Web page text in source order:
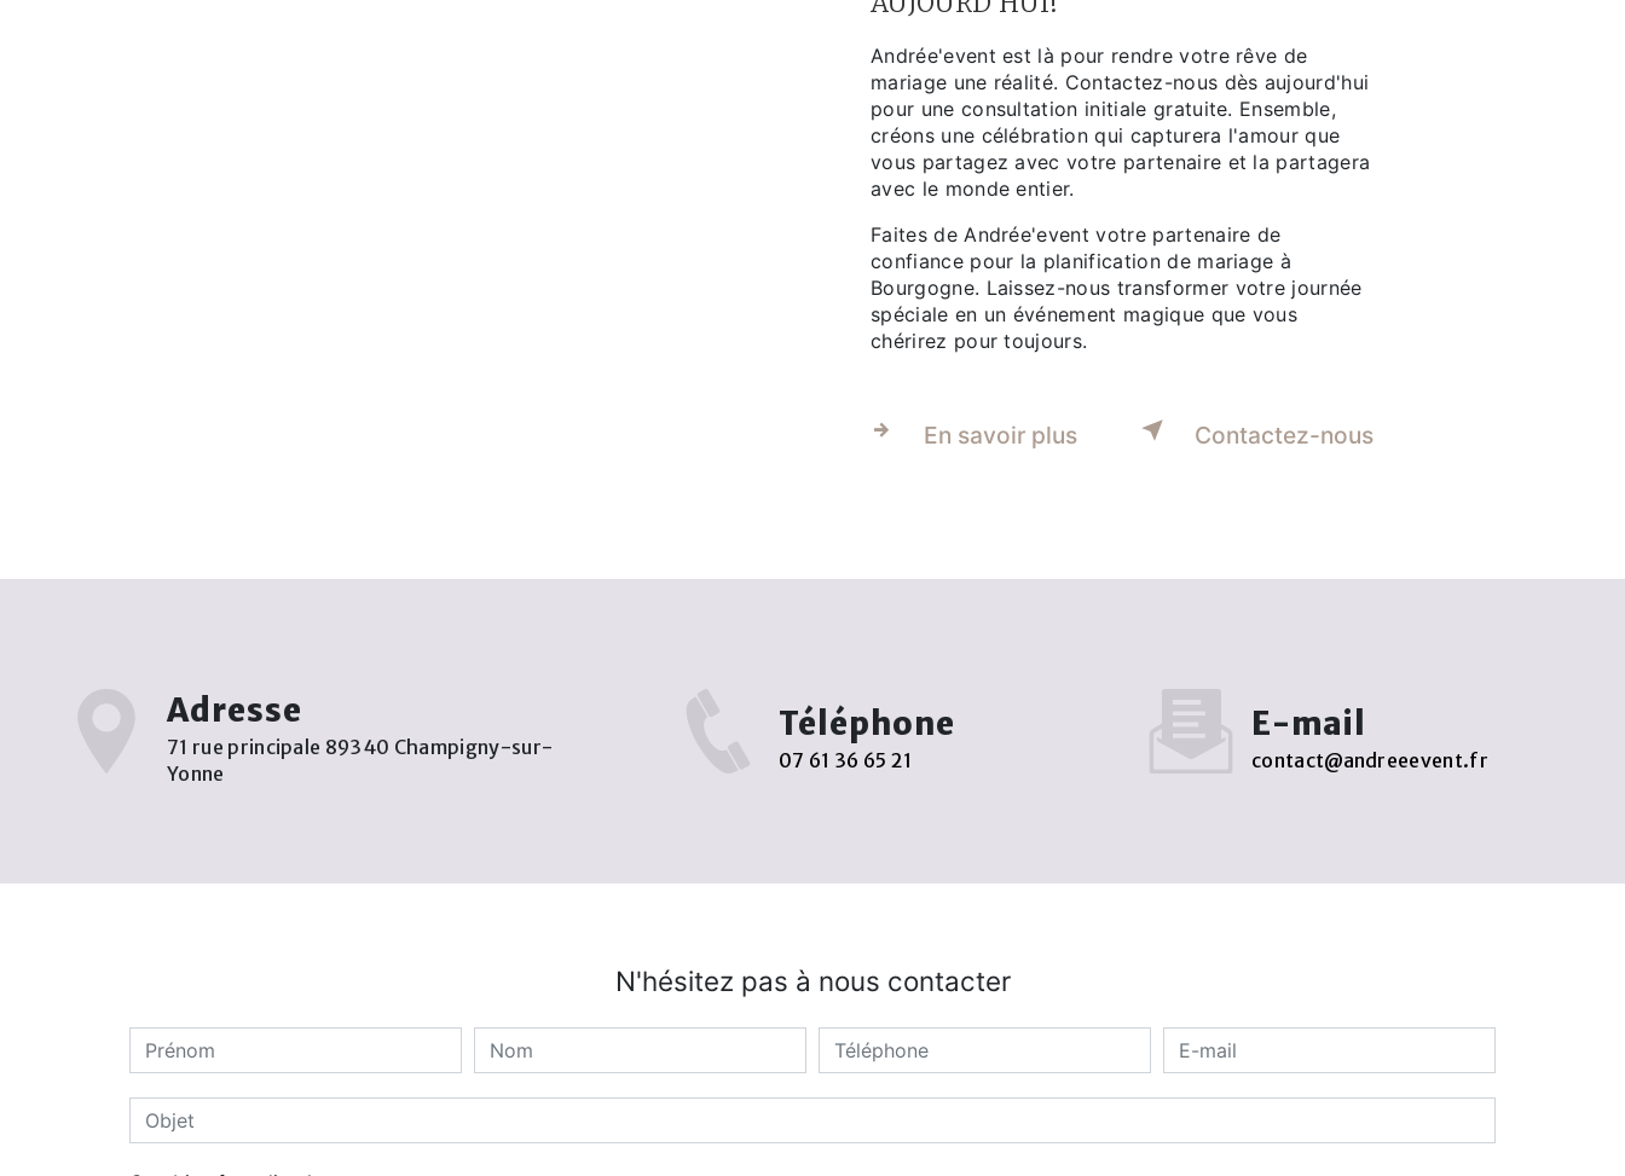
Andrée'event est là pour rendre votre rêve de
mariage une réalité. Contactez-nous dès aujourd'hui
pour une consultation initiale gratuite. Ensemble,
créons une célébration qui capturera l'amour que
vous partagez avec votre partenaire et la partagera
avec le monde entier.
Faites de Andrée'event votre partenaire de
confiance pour la planification de mariage à
Bourgogne. Laissez-nous transformer votre journée
spéciale en un événement magique que vous
chérirez pour toujours.
En savoir plus Contactez-nous
Adresse
71 rue principale 89340 Champigny-sur-
Yonne
Téléphone
07 61 36 65 21
E-mail
contact@andreeevent.fr
N'hésitez pas à nous contacter